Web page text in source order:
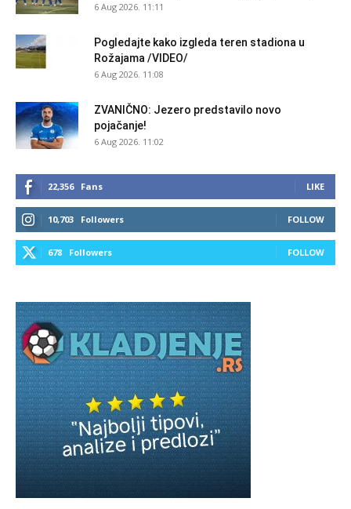
6 Aug 2026. 11:11
Pogledajte kako izgleda teren stadiona u
Rožajama /VIDEO/
6 Aug 2026. 11:08
ZVANIČNO: Jezero predstavilo novo
pojačanje!
6 Aug 2026. 11:02
22,356 Fans LIKE
10,703 Followers FOLLOW
678 Followers FOLLOW